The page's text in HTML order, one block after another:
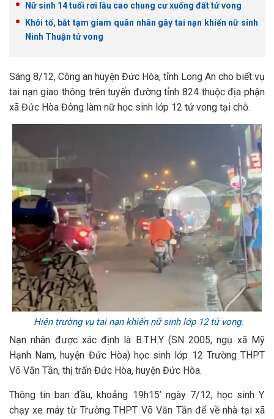
Nữ sinh 14 tuổi rơi lầu cao chung cư xuống đất tử vong
Khởi tố, bắt tạm giam quân nhân gây tai nạn khiến nữ sinh
Ninh Thuận tử vong
Sáng 8/12, Công an huyện Đức Hòa, tỉnh Long An cho biết vụ
tai nạn giao thông trên tuyến đường tỉnh 824 thuộc địa phận
xã Đức Hòa Đông làm nữ học sinh lớp 12 tử vong tại chỗ.
Hiện trường vụ tai nạn khiến nữ sinh lớp 12 tử vong.
Nạn nhân được xác định là B.T.H.Y (SN 2005, ngụ xã Mỹ
Hạnh Nam, huyện Đức Hòa) học sinh lớp 12 Trường THPT
Võ Văn Tần, thị trấn Đức Hòa, huyện Đức Hòa.
Thông tin ban đầu, khoảng 19h15’ ngày 7/12, học sinh Y.
chạy xe máy từ Trường THPT Võ Văn Tần để về nhà tại xã